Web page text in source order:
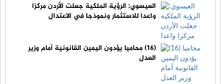
العيسوي: الرؤية الملكية جعلت الأردن مركزا
واعدا للاستثمار ونموذجا في الاعتدال
(16) محاميا يؤدون اليمين القانونية أمام وزير
العدل